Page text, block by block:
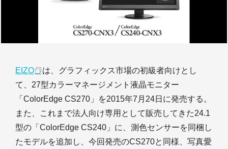
EIZO
は、グラフィックス市場の初級者向けとし
て、27型カラーマネージメント液晶モニター
「ColorEdge CS270」を2015年7月24日に発売する。
また、これまで法人向け専用として販売してきた24.1
型の「ColorEdge CS240」に、測色センサーを同梱し
たモデルを追加し、今回発売のCS270と同様、写真愛